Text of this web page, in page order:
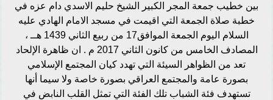
بين خطيب جمعة المجر الكبير الشيخ حليم الاسدي دام عزه في
خطبة صلاة الجمعة التي اقيمت في مسجد الامام الهادي عليه
السلام اليوم الجمعة الموافق17 من ربيع الثاني 1439 هــ ،
المصادف الخامس من كانون الثاني 2017 م . ان ظاهرة الإلحاد
تعد من الظواهر السيئة التي تهدد كيان المجتمع الإسلامي
بصورة عامة والمجتمع العراقي بصورة خاصة ولا سيما أنها
تستهدف فئة الشباب تلك الفئة التي تمثل القلب النابض في